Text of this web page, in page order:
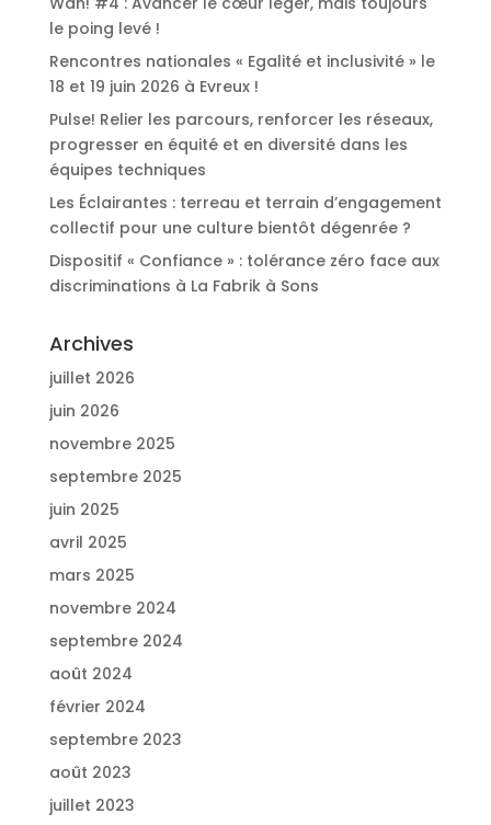
le poing levé !
Rencontres nationales « Egalité et inclusivité » le
18 et 19 juin 2026 à Evreux !
Pulse! Relier les parcours, renforcer les réseaux,
progresser en équité et en diversité dans les
équipes techniques
Les Éclairantes : terreau et terrain d’engagement
collectif pour une culture bientôt dégenrée ?
Dispositif « Confiance » : tolérance zéro face aux
discriminations à La Fabrik à Sons
Archives
juillet 2026
juin 2026
novembre 2025
septembre 2025
juin 2025
avril 2025
mars 2025
novembre 2024
septembre 2024
août 2024
février 2024
septembre 2023
août 2023
juillet 2023